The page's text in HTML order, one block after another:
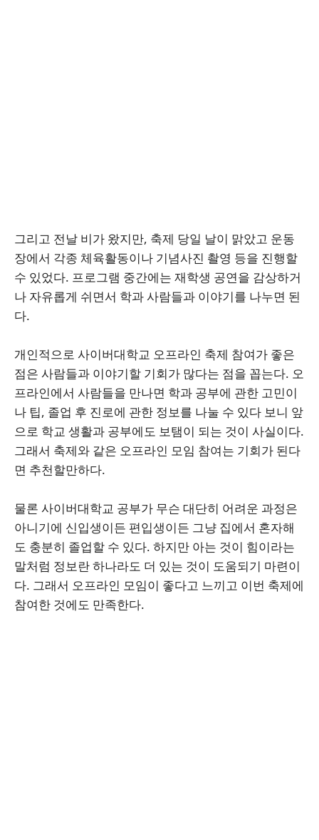
그리고 전날 비가 왔지만, 축제 당일 날이 맑았고 운동
장에서 각종 체육활동이나 기념사진 촬영 등을 진행할
수 있었다. 프로그램 중간에는 재학생 공연을 감상하거
나 자유롭게 쉬면서 학과 사람들과 이야기를 나누면 된
다.
개인적으로 사이버대학교 오프라인 축제 참여가 좋은
점은 사람들과 이야기할 기회가 많다는 점을 꼽는다. 오
프라인에서 사람들을 만나면 학과 공부에 관한 고민이
나 팁, 졸업 후 진로에 관한 정보를 나눌 수 있다 보니 앞
으로 학교 생활과 공부에도 보탬이 되는 것이 사실이다.
그래서 축제와 같은 오프라인 모임 참여는 기회가 된다
면 추천할만하다.
물론 사이버대학교 공부가 무슨 대단히 어려운 과정은
아니기에 신입생이든 편입생이든 그냥 집에서 혼자해
도 충분히 졸업할 수 있다. 하지만 아는 것이 힘이라는
말처럼 정보란 하나라도 더 있는 것이 도움되기 마련이
다. 그래서 오프라인 모임이 좋다고 느끼고 이번 축제에
참여한 것에도 만족한다.